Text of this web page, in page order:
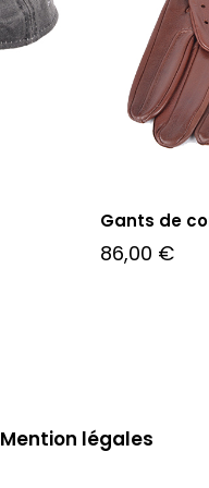
Gants de
86,00 €
Mention légales